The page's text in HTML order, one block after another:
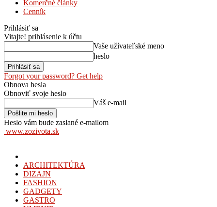
Komerčné články
Cenník
Prihlásiť sa
Vitajte! prihlásenie k účtu
Vaše užívateľské meno
heslo
Forgot your password? Get help
Obnova hesla
Obnoviť svoje heslo
Váš e-mail
Heslo vám bude zaslané e-mailom
www.zozivota.sk
ARCHITEKTÚRA
DIZAJN
FASHION
GADGETY
GASTRO